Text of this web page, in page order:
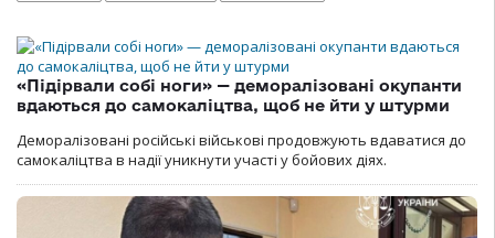
«Підірвали собі ноги» — деморалізовані окупанти
вдаються до самокаліцтва, щоб не йти у штурми
Деморалізовані російські військові продовжують вдаватися до
самокаліцтва в надії уникнути участі у бойових діях.